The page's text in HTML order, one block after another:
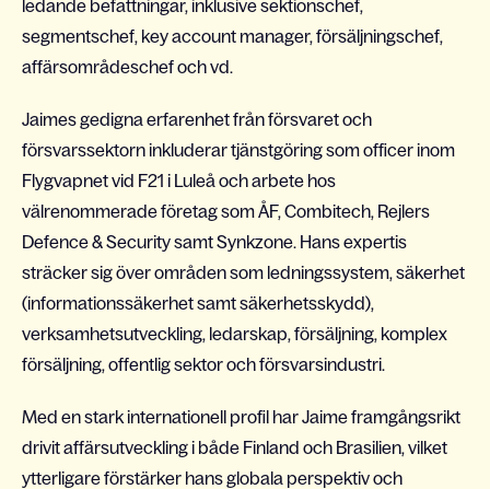
ledande befattningar, inklusive sektionschef,
segmentschef, key account manager, försäljningschef,
affärsområdeschef och vd.
Jaimes gedigna erfarenhet från försvaret och
försvarssektorn inkluderar tjänstgöring som officer inom
Flygvapnet vid F21 i Luleå och arbete hos
välrenommerade företag som ÅF, Combitech, Rejlers
Defence & Security samt Synkzone. Hans expertis
sträcker sig över områden som ledningssystem, säkerhet
(informationssäkerhet samt säkerhetsskydd),
verksamhetsutveckling, ledarskap, försäljning, komplex
försäljning, offentlig sektor och försvarsindustri.
Med en stark internationell profil har Jaime framgångsrikt
drivit affärsutveckling i både Finland och Brasilien, vilket
ytterligare förstärker hans globala perspektiv och